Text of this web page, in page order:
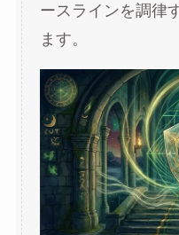
ースラインを調律
ます。